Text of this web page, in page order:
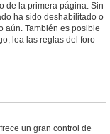
de la primera página. Sin
ha sido deshabilitado o
aún. También es posible
lea las reglas del foro
un gran control de